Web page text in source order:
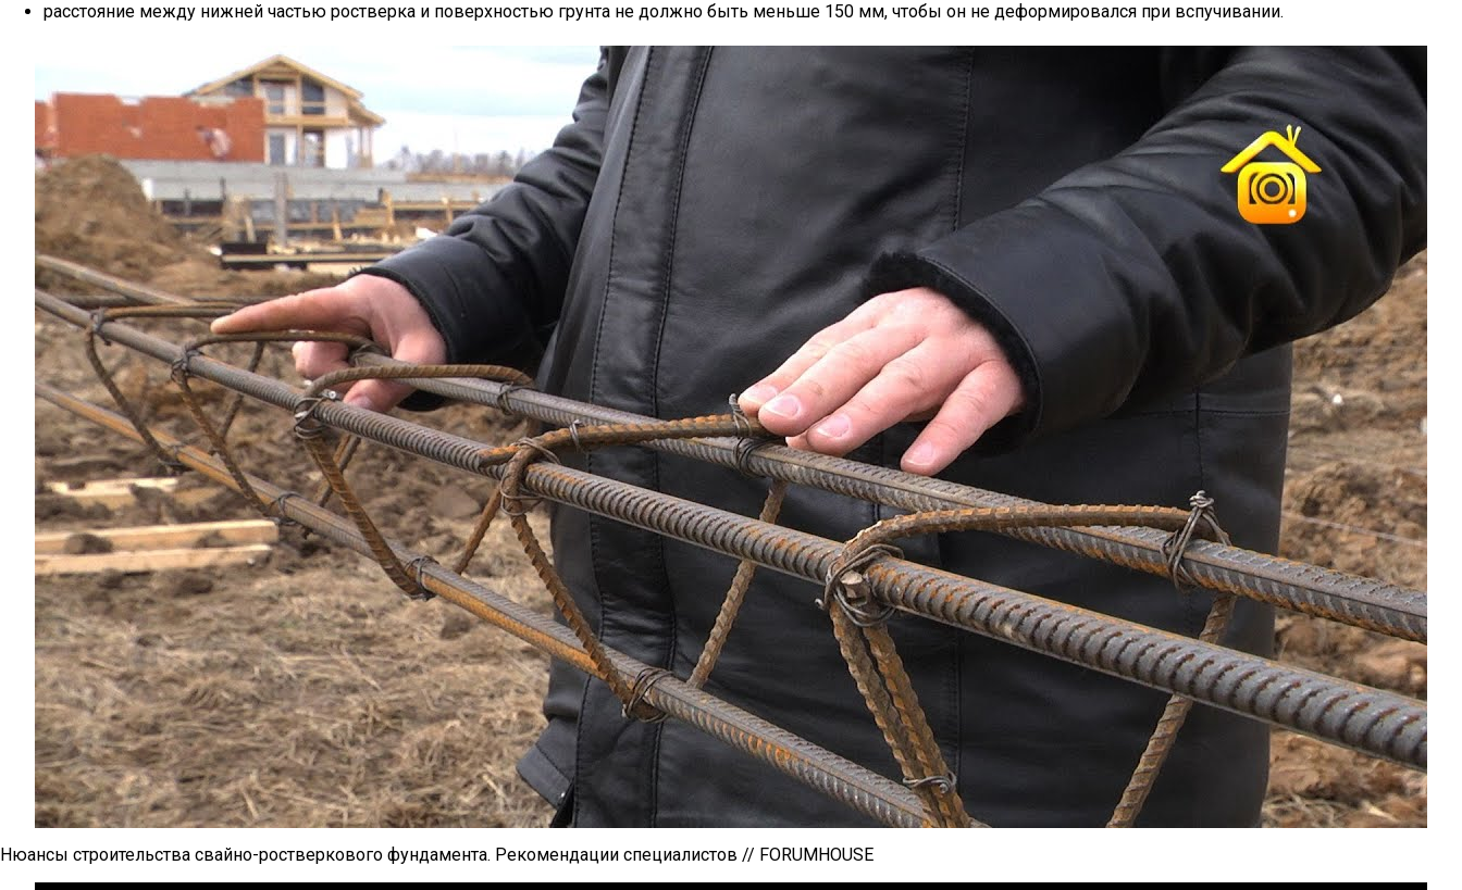
расстояние между нижней частью ростверка и поверхностью грунта не должно быть меньше 150 мм, чтобы он не деформировался при вспучивании.
Нюансы строительства свайно-ростверкового фундамента. Рекомендации специалистов // FORUMHOUSE